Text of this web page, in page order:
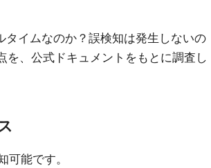
イムなのか？誤検知は発生しないの
を、公式ドキュメントをもとに調査し
能です。